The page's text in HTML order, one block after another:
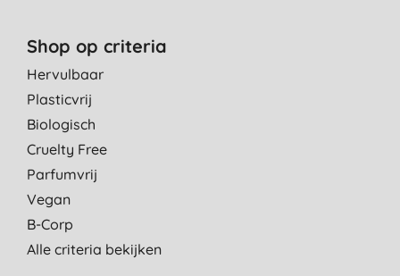
Shop op criteria
Hervulbaar
Plasticvrij
Biologisch
Cruelty Free
Parfumvrij
Vegan
B-Corp
Alle criteria bekijken